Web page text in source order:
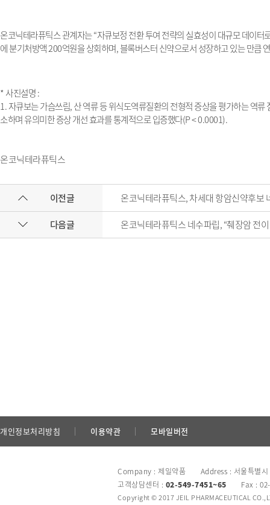
온코닉테라퓨틱스 관계자는“자큐보정 전환 투여 전략의 실효성이 대규모 데이
에 분기처방액200억원을 상회하며,블록버스터 신약으로서 성장하고 있는 만큼
*사진설명:
1.자큐보는 가슴쓰림,산 역류 등 위식도역류질환의 전형적 증상을 평가하는 역류
소하며 유의미한 증상 개선 효과를 통계적으로 입증했다(P < 0.0001).
온코닉테라퓨틱스
이전글
온코닉테라퓨틱스, 차세대 항암신약후보
다음글
온코닉테라퓨틱스 네수파립, “췌장암 전
개인정보처리방침 이용약관 모바일버전
Company : 제일약품 Address : 서울특별시
고객상담센터 : 02-549-7451~65 Fax :
Copyright © 2017 JEIL PHARMACEUTICAL